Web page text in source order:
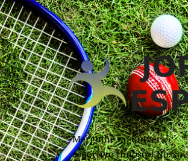
Mergulhe no universo
esportivo conosco! Nosso